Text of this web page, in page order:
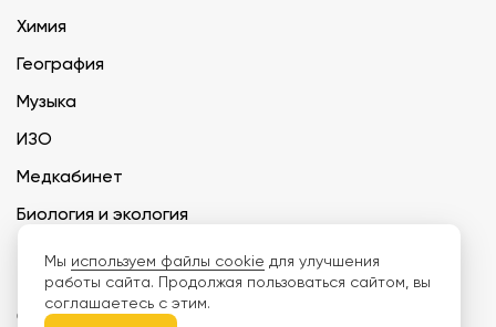
Химия
География
Музыка
ИЗО
Медкабинет
Биология и экология
Технология
ООО «Дети наше будущее» ИНН 6671165273 ОГРН 1216600030250 КПП
Мы используем файлы cookie для улучшения
работы сайта. Продолжая пользоваться сайтом, вы
соглашаетесь с этим.